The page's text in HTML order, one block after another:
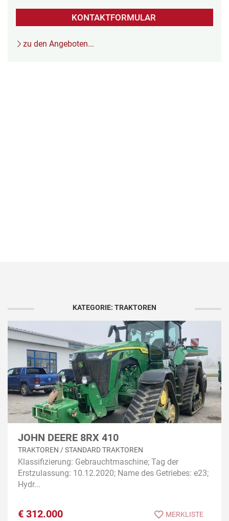
KONTAKTFORMULAR
zu den Angeboten...
KATEGORIE: TRAKTOREN
JOHN DEERE 8RX 410
TRAKTOREN / STANDARD TRAKTOREN
Klassifizierung: Gebrauchtmaschine; Tag der
Erstzulassung: 10.12.2020; Name des Getriebes: e23;
Hydr...
€ 312.000 MERKLISTE